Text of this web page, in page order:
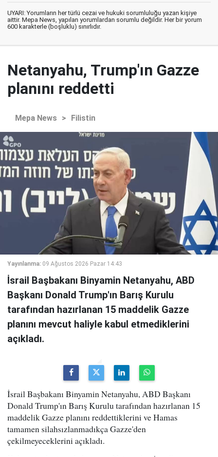
UYARI: Yorumların her türlü cezai ve hukuki sorumluluğu yazan kişiye
aittir. Mepa News, yapılan yorumlardan sorumlu değildir. Her bir yorum
600 karakterle (boşluklu) sınırlıdır.
Netanyahu, Trump'ın Gazze
planını reddetti
Mepa News > Filistin
Yayınlanma: 09 Ağustos 2026 Pazar 14:43
İsrail Başbakanı Binyamin Netanyahu, ABD
Başkanı Donald Trump'ın Barış Kurulu
tarafından hazırlanan 15 maddelik Gazze
planını mevcut haliyle kabul etmediklerini
açıkladı.
İsrail Başbakanı Binyamin Netanyahu, ABD Başkanı
Donald Trump'ın Barış Kurulu tarafından hazırlanan 15
maddelik Gazze planını reddettiklerini ve Hamas
tamamen silahsızlanmadıkça Gazze'den
çekilmeyeceklerini açıkladı.